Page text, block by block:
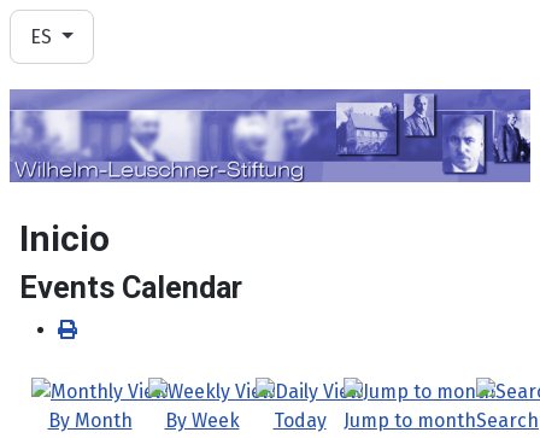
Seleccione su idioma
ES
Inicio
Events Calendar
By Month By Week Today Jump to monthSearch